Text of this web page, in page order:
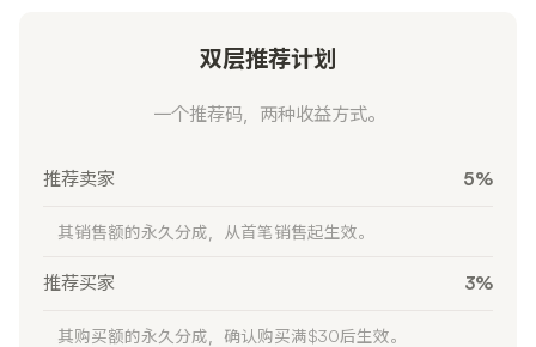
双层推荐计划
一个推荐码，两种收益方式。
推荐卖家 5%
其销售额的永久分成，从首笔销售起生效。
推荐买家 3%
其购买额的永久分成，确认购买满$30后生效。